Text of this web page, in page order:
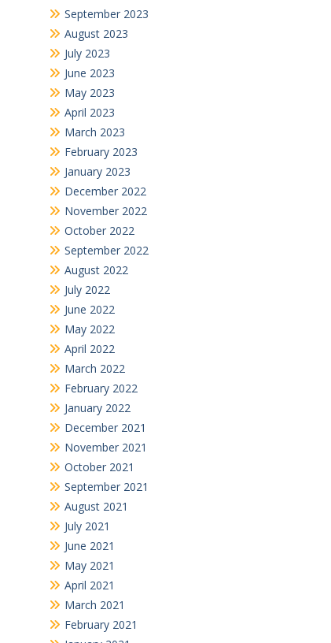
September 2023
August 2023
July 2023
June 2023
May 2023
April 2023
March 2023
February 2023
January 2023
December 2022
November 2022
October 2022
September 2022
August 2022
July 2022
June 2022
May 2022
April 2022
March 2022
February 2022
January 2022
December 2021
November 2021
October 2021
September 2021
August 2021
July 2021
June 2021
May 2021
April 2021
March 2021
February 2021